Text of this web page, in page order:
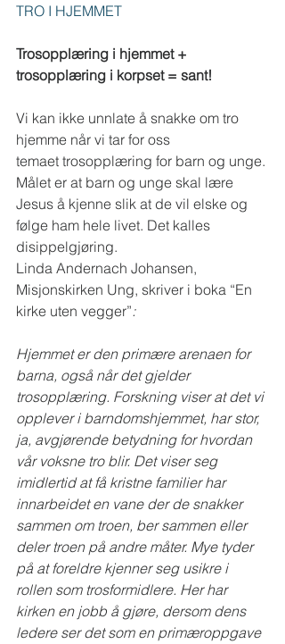
TRO I HJEMMET
Trosopplæring i hjemmet +
trosopplæring i korpset = sant!
Vi kan ikke unnlate å snakke om tro
hjemme når vi tar for oss
temaet trosopplæring for barn og unge.
Målet er at barn og unge skal lære
Jesus å kjenne slik at de vil elske og
følge ham hele livet. Det kalles
disippelgjøring.
Linda Andernach Johansen,
Misjonskirken Ung, skriver i boka “En
kirke uten vegger”:
Hjemmet er den primære arenaen for
barna, også når det gjelder
trosopplæring. Forskning viser at det vi
opplever i barndomshjemmet, har stor,
ja, avgjørende betydning for hvordan
vår voksne tro blir. Det viser seg
imidlertid at få kristne familier har
innarbeidet en vane der de snakker
sammen om troen, ber sammen eller
deler troen på andre måter. Mye tyder
på at foreldre kjenner seg usikre i
rollen som trosformidlere. Her har
kirken en jobb å gjøre, dersom dens
ledere ser det som en primæroppgave